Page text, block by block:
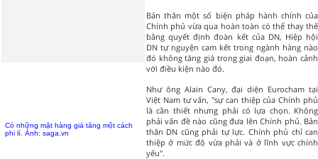
Có những mặt hàng giá tăng một cách
phi lí. Ảnh: saga.vn
Bản thân một số biện pháp hành chính của
Chính phủ vừa qua hoàn toàn có thể thay thế
bằng quyết định đoàn kết của DN, Hiệp hội
DN tự nguyện cam kết trong ngành hàng nào
đó không tăng giá trong giai đoạn, hoàn cảnh
với điều kiện nào đó.
Như ông Alain Cany, đại diện Eurocham tại
Việt Nam tư vấn, "sự can thiệp của Chính phủ
là cần thiết nhưng phải có lựa chọn. Không
phải vấn đề nào cũng đưa lên Chính phủ. Bản
thân DN cũng phải tự lực. Chính phủ chỉ can
thiệp ở mức độ vừa phải và ở lĩnh vực chính
yếu".